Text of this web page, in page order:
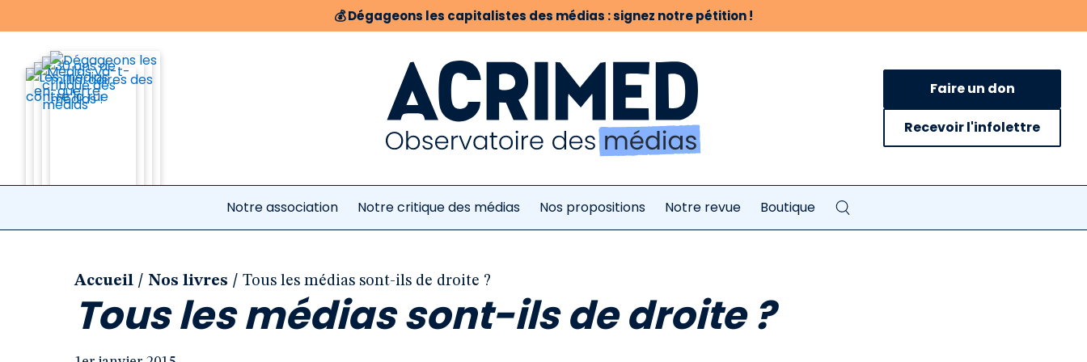
💰Dégageons les capitalistes des médias : signez notre pétition !
Faire un don
Recevoir l'infolettre
Notre association Notre critique des médias Nos propositions Notre revue Boutique
Accueil / Nos livres / Tous les médias sont-ils de droite ?
Tous les médias sont-ils de droite ?